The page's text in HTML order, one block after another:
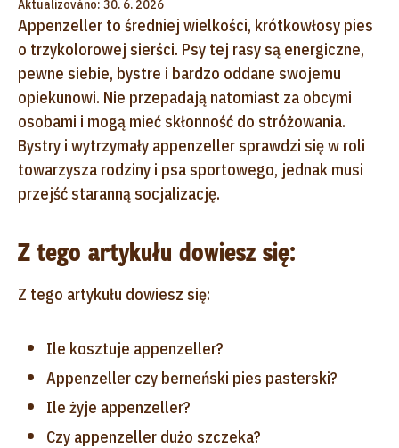
Aktualizováno: 30. 6. 2026
Appenzeller to średniej wielkości, krótkowłosy pies
o trzykolorowej sierści. Psy tej rasy są energiczne,
pewne siebie, bystre i bardzo oddane swojemu
opiekunowi. Nie przepadają natomiast za obcymi
osobami i mogą mieć skłonność do stróżowania.
Bystry i wytrzymały appenzeller sprawdzi się w roli
towarzysza rodziny i psa sportowego, jednak musi
przejść staranną socjalizację.
Z tego artykułu dowiesz się:
Z tego artykułu dowiesz się:
Ile kosztuje appenzeller?
Appenzeller czy berneński pies pasterski?
Ile żyje appenzeller?
Czy appenzeller dużo szczeka?